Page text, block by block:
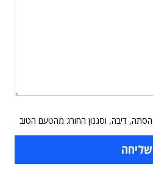
הסתה, דיבה, וסגנון החורג מהטעם הטוב